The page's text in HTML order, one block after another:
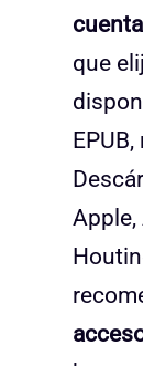
que
EPUB,
Apple,